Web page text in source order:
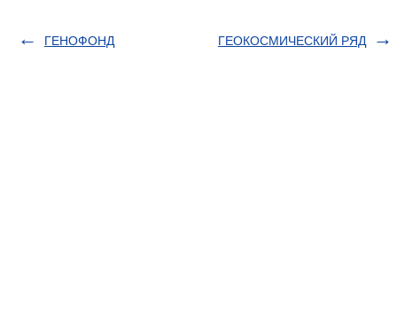
ГЕНОФОНД ГЕОКОСМИЧЕСКИЙ РЯД